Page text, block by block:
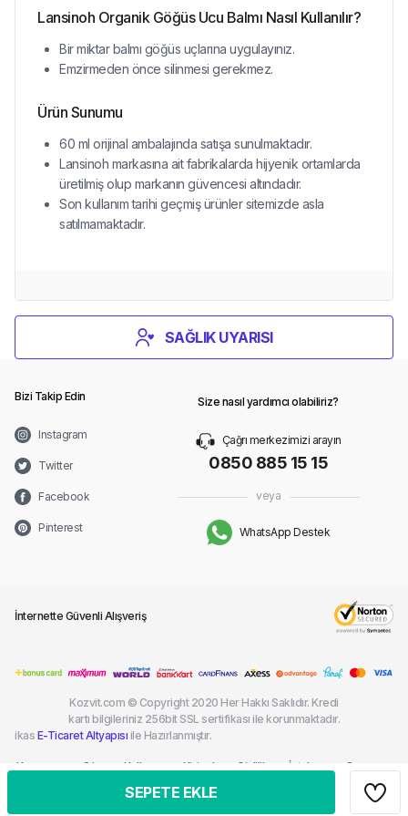
SEPETE EKLE
Lansinoh Organik Göğüs Ucu Balmı Nasıl Kullanılır?
Bir miktar balmı göğüs uçlarına uygulayınız.
Emzirmeden önce silinmesi gerekmez.
Ürün Sunumu
60 ml orijinal ambalajında satışa sunulmaktadır.
Lansinoh markasına ait fabrikalarda hijyenik ortamlarda
üretilmiş olup markanın güvencesi altındadır.
Son kullanım tarihi geçmiş ürünler sitemizde asla
satılmamaktadır.
SAĞLIK UYARISI
Bizi Takip Edin
Instagram
Twitter
Facebook
Pinterest
Size nasıl yardımcı olabiliriz?
Çağrı merkezimizi arayın
0850 885 15 15
veya
WhatsApp Destek
İnternette Güvenli Alışveriş
Kozvit.com © Copyright 2020 Her Hakkı Saklıdır. Kredi
kartı bilgileriniz 256bit SSL sertifikası ile korunmaktadır.
ikas E-Ticaret Altyapısı ile Hazırlanmıştır.
Kargom
Sık
Kullanım
Kişisel
Korunması
Gizlilik
İptal ve
Çerez
Politikası